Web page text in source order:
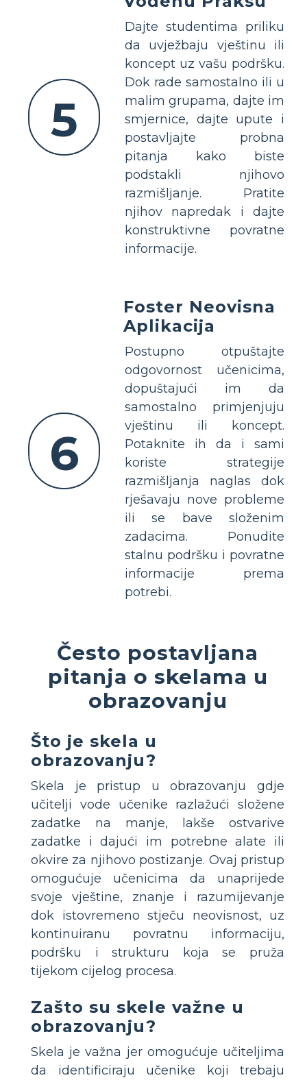
5
Dajte studentima priliku
da uvježbaju vještinu ili
koncept uz vašu podršku.
Dok rade samostalno ili u
malim grupama, dajte im
smjernice, dajte upute i
postavljajte probna
pitanja kako biste
podstakli njihovo
razmišljanje. Pratite
njihov napredak i dajte
konstruktivne povratne
informacije.
6
Foster Neovisna
Aplikacija
Postupno otpuštajte
odgovornost učenicima,
dopuštajući im da
samostalno primjenjuju
vještinu ili koncept.
Potaknite ih da i sami
koriste strategije
razmišljanja naglas dok
rješavaju nove probleme
ili se bave složenim
zadacima. Ponudite
stalnu podršku i povratne
informacije prema
potrebi.
Često postavljana
pitanja o skelama u
obrazovanju
Što je skela u
obrazovanju?
Skela je pristup u obrazovanju gdje
učitelji vode učenike razlažući složene
zadatke na manje, lakše ostvarive
zadatke i dajući im potrebne alate ili
okvire za njihovo postizanje. Ovaj pristup
omogućuje učenicima da unaprijede
svoje vještine, znanje i razumijevanje
dok istovremeno stječu neovisnost, uz
kontinuiranu povratnu informaciju,
podršku i strukturu koja se pruža
tijekom cijelog procesa.
Zašto su skele važne u
obrazovanju?
Skela je važna jer omogućuje učiteljima
da identificiraju učenike koji trebaju